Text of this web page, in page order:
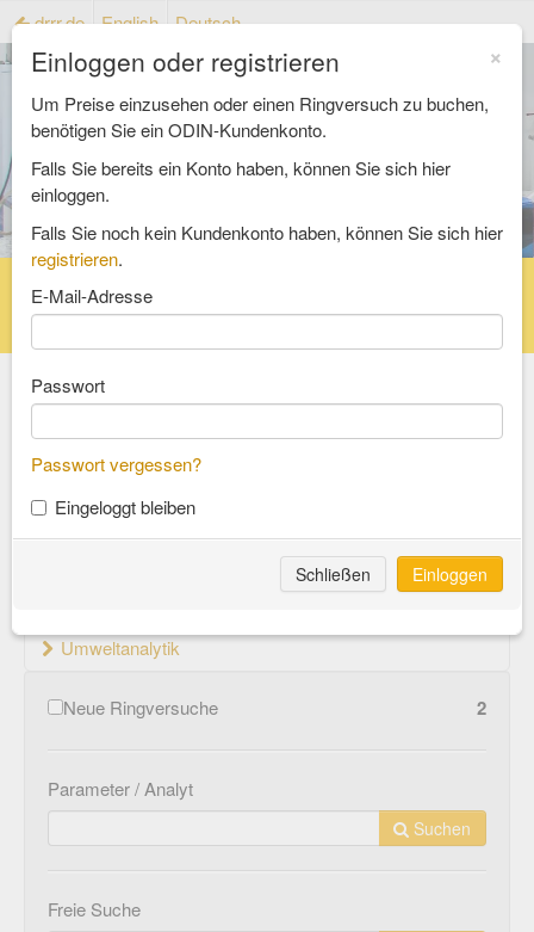
drrr.de English Deutsch
Lebensmittel und Futtermittel
Bedarfsgegenstände und Verpackung
Material- und Werkstoffprüfung
Umweltanalytik
Neue Ringversuche 2
Parameter / Analyt
Suchen
Freie Suche
×
Einloggen oder registrieren
Um Preise einzusehen oder einen Ringversuch zu buchen,
benötigen Sie ein ODIN-Kundenkonto.
Falls Sie bereits ein Konto haben, können Sie sich hier
einloggen.
Falls Sie noch kein Kundenkonto haben, können Sie sich hier
registrieren.
E-Mail-Adresse
Passwort
Passwort vergessen?
Eingeloggt bleiben
Schließen Einloggen